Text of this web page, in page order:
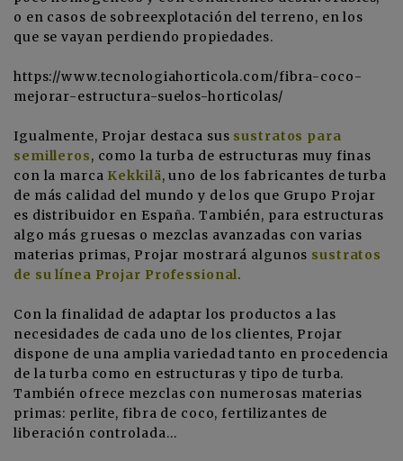
o en casos de sobreexplotación del terreno, en los
que se vayan perdiendo propiedades.
https://www.tecnologiahorticola.com/fibra-coco-
mejorar-estructura-suelos-horticolas/
Igualmente, Projar destaca sus sustratos para
semilleros, como la turba de estructuras muy finas
con la marca Kekkilä, uno de los fabricantes de turba
de más calidad del mundo y de los que Grupo Projar
es distribuidor en España. También, para estructuras
algo más gruesas o mezclas avanzadas con varias
materias primas, Projar mostrará algunos sustratos
de su línea Projar Professional.
Con la finalidad de adaptar los productos a las
necesidades de cada uno de los clientes, Projar
dispone de una amplia variedad tanto en procedencia
de la turba como en estructuras y tipo de turba.
También ofrece mezclas con numerosas materias
primas: perlite, fibra de coco, fertilizantes de
liberación controlada…